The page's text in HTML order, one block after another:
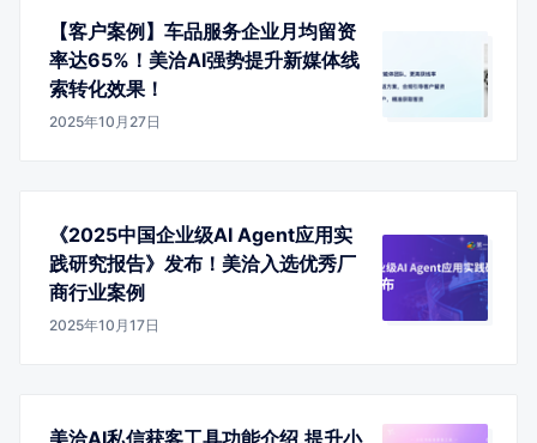
【客户案例】车品服务企业月均留资
率达65%！美洽AI强势提升新媒体线
索转化效果！
2025年10月27日
《2025中国企业级AI Agent应用实
践研究报告》发布！美洽入选优秀厂
商行业案例
2025年10月17日
美洽AI私信获客工具功能介绍,提升小